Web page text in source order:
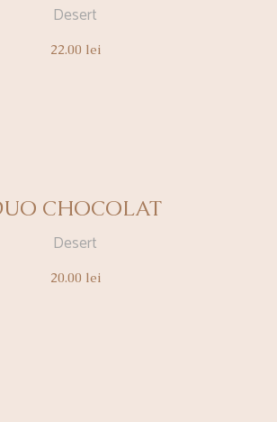
Desert
22.00 lei
CHOCOLAT
Desert
20.00 lei